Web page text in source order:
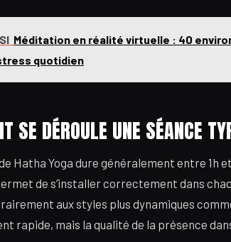
Méditation en réalité virtuelle : 40
quotidien
SE DÉROULE UNE SÉANCE
Hatha Yoga dure généralement entre 1h
de s’installer correctement dans
aux styles plus dynamiques
rapide, mais la qualité de la présence